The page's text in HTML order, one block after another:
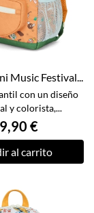
Music Festival...
con un diseño
y colorista,...
€
al carrito